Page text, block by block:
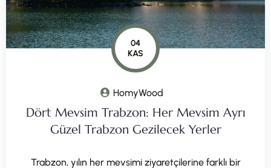
04
KAS
HomyWood
Dört Mevsim Trabzon: Her Mevsim Ayrı
Güzel Trabzon Gezilecek Yerler
Trabzon, yılın her mevsimi ziyaretçilerine farklı bir